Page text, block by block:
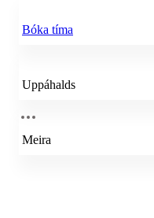
Bóka tíma
Uppáhalds
Meira